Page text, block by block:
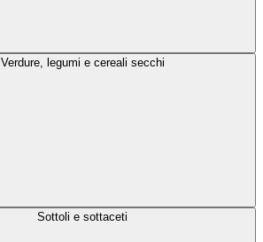
Verdure, legumi e cereali secchi
Sottoli e sottaceti